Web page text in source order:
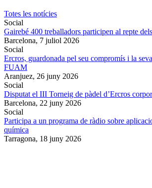
Totes les notícies
Social
Gairebé 400 treballadors participen al repte
Barcelona, 7 juliol 2026
Social
Ercros, guardonada pel seu compromís i la
FUAM
Aranjuez, 26 juny 2026
Social
Disputat el III Torneig de pàdel d’Ercros
Barcelona, 22 juny 2026
Social
Participa a un programa de ràdio sobre
química
Tarragona, 18 juny 2026